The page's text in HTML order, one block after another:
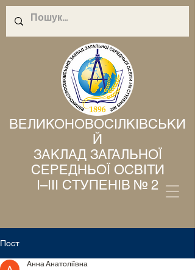
ВЕЛИКОНОВОСІЛКІВСЬКИ
Й
ЗАКЛАД ЗАГАЛЬНОЇ
СЕРЕДНЬОЇ ОСВІТИ
І–ІІІ СТУПЕНІВ № 2
Пост
Анна Анатоліївна